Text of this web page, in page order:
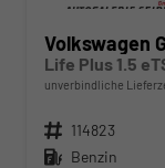
Volkswagen
Life Plus 1.5
unverbindliche
Fahrzeugnr. 114823
Kraftstoff Benzin